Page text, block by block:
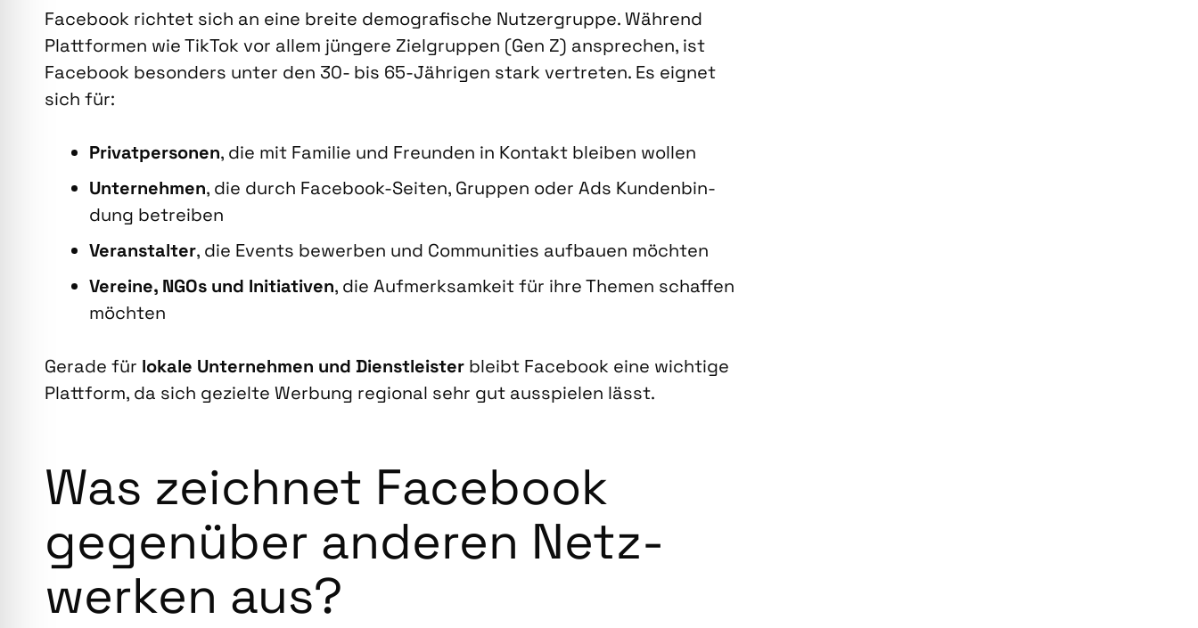
Face­book rich­tet sich an eine brei­te demo­gra­fi­sche Nut­zer­grup­pe. Wäh­rend
Platt­for­men wie Tik­Tok vor allem jün­ge­re Ziel­grup­pen (Gen Z) anspre­chen, ist
Face­book beson­ders unter den 30- bis 65-Jäh­ri­gen stark ver­tre­ten. Es eig­net
sich für:
Pri­vat­per­so­nen, die mit Fami­lie und Freun­den in Kon­takt blei­ben wol­len
Unter­neh­men, die durch Face­book-Sei­ten, Grup­pen oder Ads Kun­den­bin­
dung betrei­ben
Ver­an­stal­ter, die Events bewer­ben und Com­mu­ni­ties auf­bau­en möch­ten
Ver­ei­ne, NGOs und Initia­ti­ven, die Auf­merk­sam­keit für ihre The­men schaf­fen
möch­ten
Gera­de für loka­le Unter­neh­men und Dienst­leis­ter bleibt Face­book eine wich­ti­ge
Platt­form, da sich geziel­te Wer­bung regio­nal sehr gut aus­spie­len lässt.
Was zeich­net Face­book
gegen­über ande­ren Netz­
wer­ken aus?